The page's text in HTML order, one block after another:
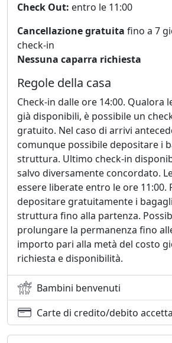
Check Out: entro le 11:00
Cancellazione gratuita fino a 7
check-in
Nessuna caparra richiesta
Regole della casa
Check-in dalle ore 14:00. Qualora
già disponibili, è possibile un
gratuito. Nel caso di arrivi
comunque possibile depositare i
struttura. Ultimo check-in
salvo diversamente concordato.
essere liberate entro le ore 11:00.
depositare gratuitamente i
struttura fino alla partenza.
prolungare la permanenza fino
importo pari alla metà del costo
richiesta e disponibilità.
Bambini benvenuti
Carte di credito/debito